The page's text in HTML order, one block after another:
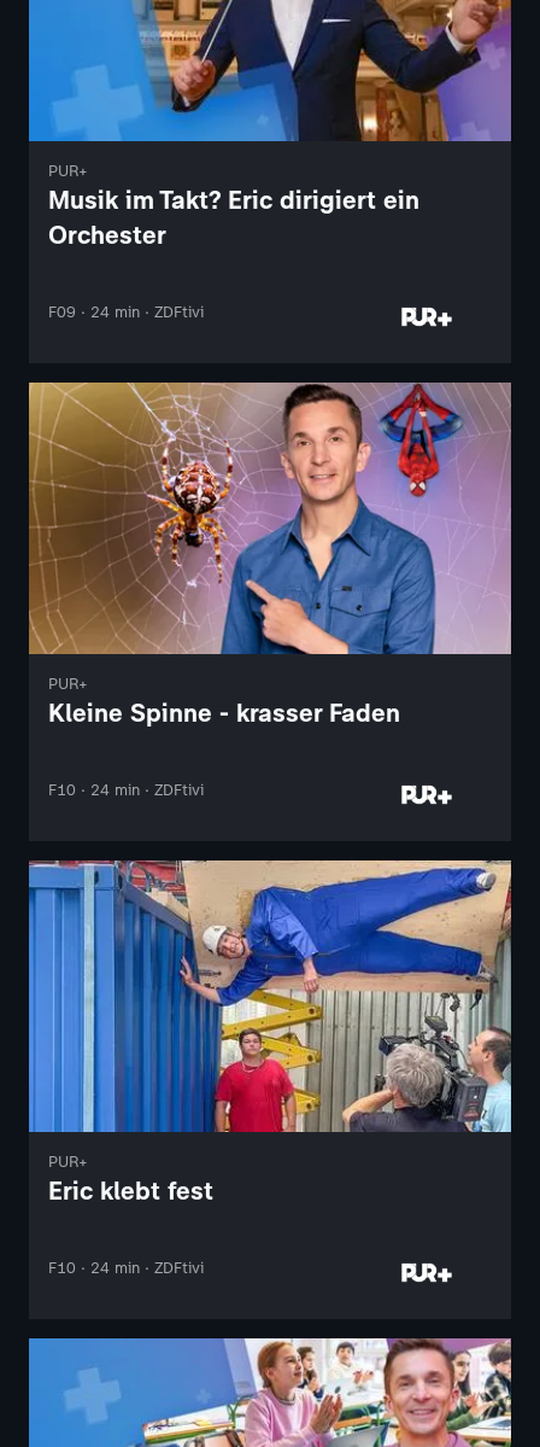
PUR+
Musik im Takt? Eric dirigiert ein
Orchester
F09 · 24 min · ZDFtivi
PUR+
Kleine Spinne - krasser Faden
F10 · 24 min · ZDFtivi
PUR+
Eric klebt fest
F10 · 24 min · ZDFtivi